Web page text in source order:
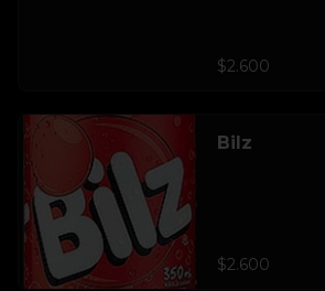
$2.600
Bilz
$2.600